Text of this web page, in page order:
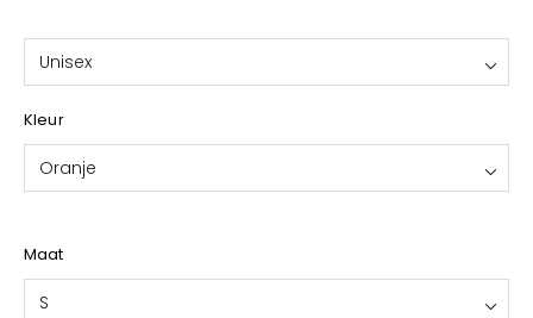
Unisex
Kleur
Oranje
Maat
S